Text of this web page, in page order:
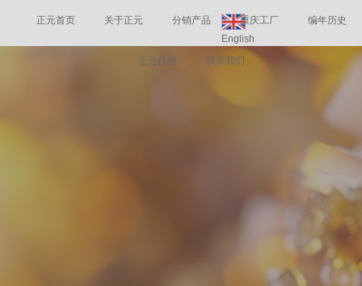
正元首页 关于正元 分销产品 重庆工厂 编年历史
正元往期 联系我们
English